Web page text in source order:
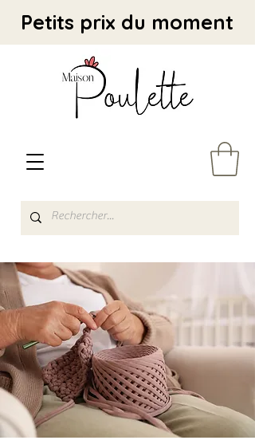
Petits prix du moment